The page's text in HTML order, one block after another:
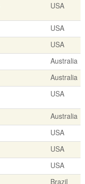
USA
USA
USA
Australia
Australia
USA
Australia
USA
USA
USA
Brazil